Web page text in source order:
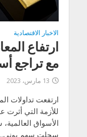
الاخبار الاقتصادية
ارتفاع
مع تراجع
13 مارس، 2023
للأزمة التي
سجلت سهم